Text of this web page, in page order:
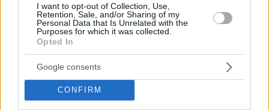
I want to opt-out of Collection, Use,
Retention, Sale, and/or Sharing of my
Personal Data that Is Unrelated with the
Purposes for which it was collected.
Opted In
Google consents
CONFIRM
Τέλος, σύμφωνα με τον κ. Γεραπετρίτη
«είναι το
ύφος της εξουσίας
από την υπόθεση, καθώς προσιδιάζει σε ένα
«αγοραίο ύφος».
«Έχουμε εμπεδώσει ότι όσοι εμπλέκονται με